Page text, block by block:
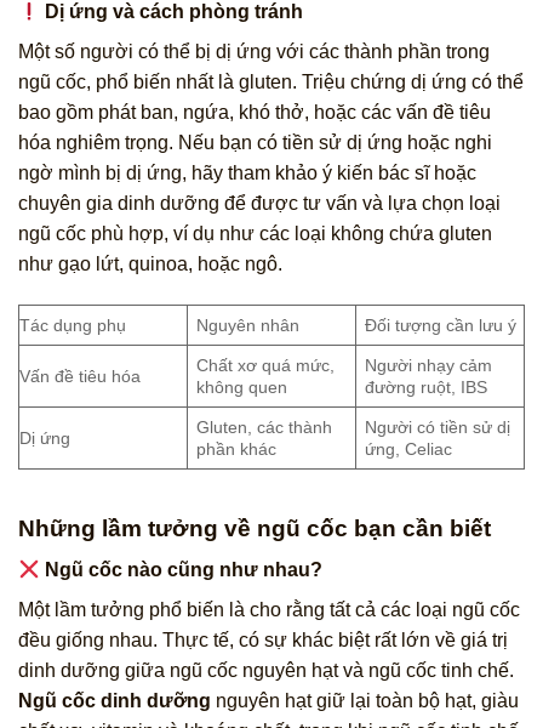
Dị ứng và cách phòng tránh
Một số người có thể bị dị ứng với các thành phần trong
ngũ cốc, phổ biến nhất là gluten. Triệu chứng dị ứng có thể
bao gồm phát ban, ngứa, khó thở, hoặc các vấn đề tiêu
hóa nghiêm trọng. Nếu bạn có tiền sử dị ứng hoặc nghi
ngờ mình bị dị ứng, hãy tham khảo ý kiến bác sĩ hoặc
chuyên gia dinh dưỡng để được tư vấn và lựa chọn loại
ngũ cốc phù hợp, ví dụ như các loại không chứa gluten
như gạo lứt, quinoa, hoặc ngô.
Tác dụng phụ Nguyên nhân Đối tượng cần lưu ý
Vấn đề tiêu hóa
Chất xơ quá mức,
không quen
Người nhạy cảm
đường ruột, IBS
Dị ứng
Gluten, các thành
phần khác
Người có tiền sử dị
ứng, Celiac
Những lầm tưởng về ngũ cốc bạn cần biết
Ngũ cốc nào cũng như nhau?
Một lầm tưởng phổ biến là cho rằng tất cả các loại ngũ cốc
đều giống nhau. Thực tế, có sự khác biệt rất lớn về giá trị
dinh dưỡng giữa ngũ cốc nguyên hạt và ngũ cốc tinh chế.
Ngũ cốc dinh dưỡng nguyên hạt giữ lại toàn bộ hạt, giàu